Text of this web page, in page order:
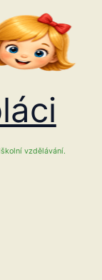
vzdělávání.